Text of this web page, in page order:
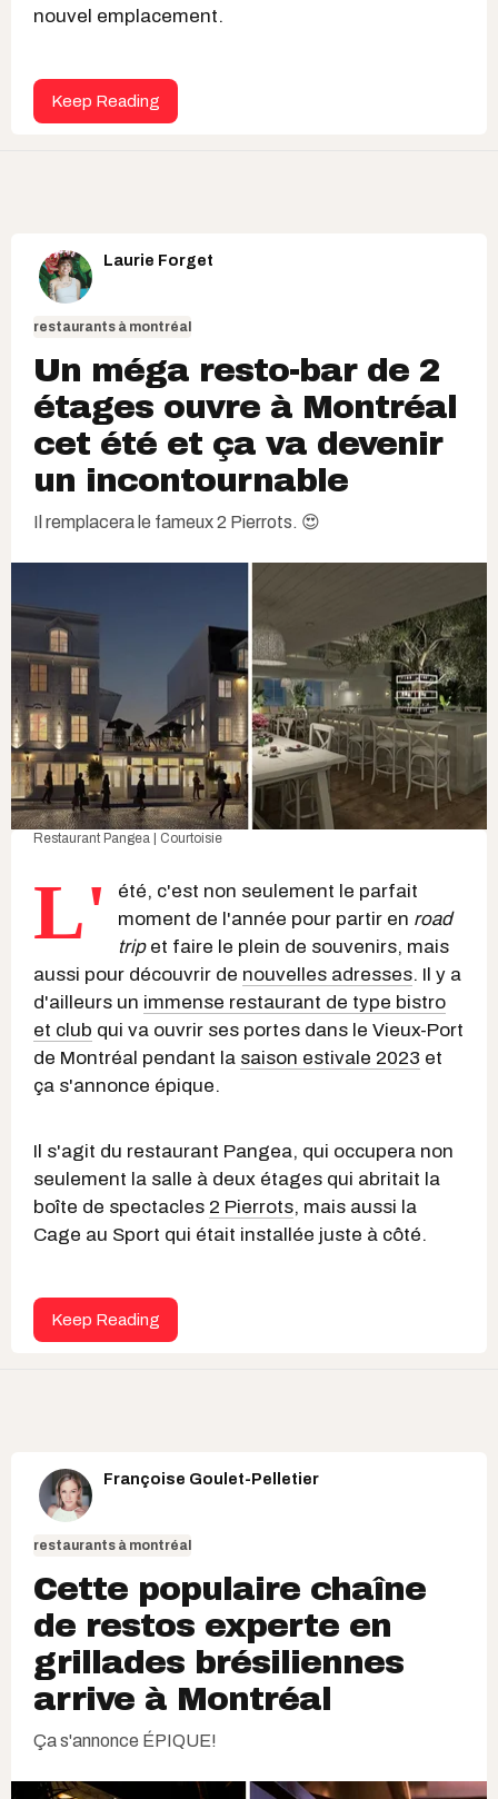
nouvel emplacement.
Keep Reading
Laurie Forget
restaurants à montréal
Un méga resto-bar de 2
étages ouvre à Montréal
cet été et ça va devenir
un incontournable
Il remplacera le fameux 2 Pierrots. 😍
Restaurant Pangea | Courtoisie
L'
été, c'est non seulement le parfait
moment de l'année pour partir en road
tripet faire le plein de souvenirs, mais
aussi pour découvrir de nouvelles adresses. Il y a
d'ailleurs un immense restaurant de type bistro
et club qui va ouvrir ses portes dans le Vieux-Port
de Montréal pendant la saison estivale 2023 et
ça s'annonce épique.
Il s'agit du restaurant Pangea, qui occupera non
seulement la salle à deux étages qui abritait la
boîte de spectacles 2 Pierrots, mais aussi la
Cage au Sport qui était installée juste à côté.
Keep Reading
Françoise Goulet-Pelletier
restaurants à montréal
Cette populaire chaîne
de restos experte en
grillades brésiliennes
arrive à Montréal
Ça s'annonce ÉPIQUE!